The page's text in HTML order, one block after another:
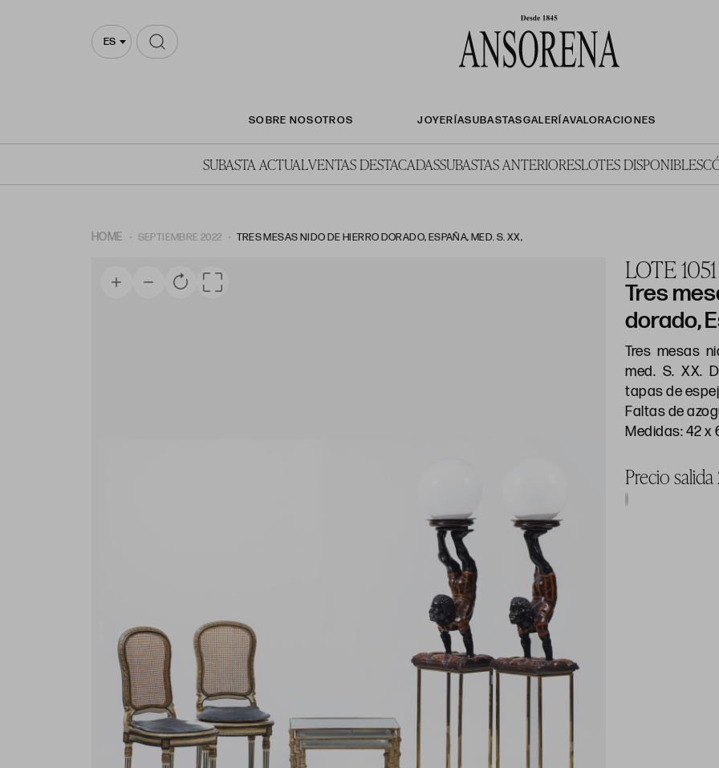
ES
SOBRE NOSOTROS JOYERÍASUBASTASGALERÍAVALORACIONES
SUBASTA ACTUALVENTAS DESTACADASSUBASTAS ANTERIORESLOTES DISPONIBLES
HOME SEPTIEMBRE 2022 TRES MESAS NIDO DE HIERRO DORADO, ESPAÑA, MED. S. XX,
LOTE 1051
Tres
dorado,
Tres mesas
med. S. XX.
tapas de
Faltas de
Medidas: 42 x
Precio